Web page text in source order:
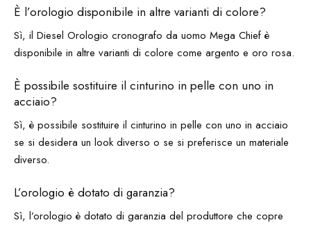
È l’orologio disponibile in altre varianti di colore?
Sì, il Diesel Orologio cronografo da uomo Mega Chief è
disponibile in altre varianti di colore come argento e oro rosa.
È possibile sostituire il cinturino in pelle con uno in
acciaio?
Sì, è possibile sostituire il cinturino in pelle con uno in acciaio
se si desidera un look diverso o se si preferisce un materiale
diverso.
L’orologio è dotato di garanzia?
Sì, l’orologio è dotato di garanzia del produttore che copre